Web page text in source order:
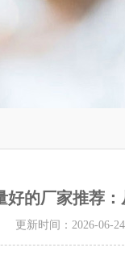
好的厂家推荐
更新时间：2026-06-